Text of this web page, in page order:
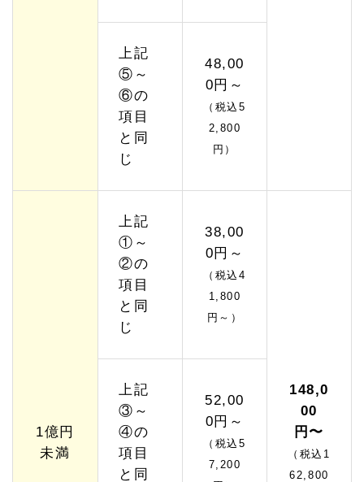
上記
⑤～
⑥の
項目
と同
じ
48,00
0円～
（税込5
2,800
円）
1億円
未満
上記
①～
②の
項目
と同
じ
38,00
0円～
（税込4
1,800
円～）
148,0
00
円〜
（税込1
62,800
上記
③～
④の
項目
と同
52,00
0円～
（税込5
7,200